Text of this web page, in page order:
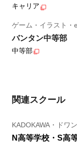
キャリア
ゲーム・イラスト・
バンタン中等部
中等部
関連スクール
KADOKAWA・ドワ
N高等学校・S高